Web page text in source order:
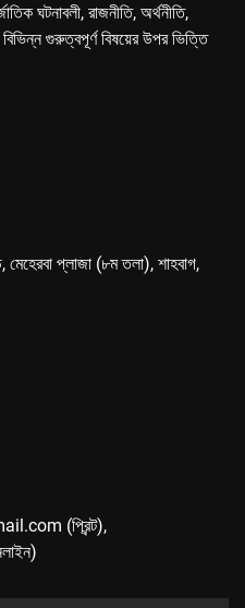
ঘটনাবলী, রাজনীতি, অর্থনীতি,
গুরুত্বপূর্ণ বিষয়ের উপর ভিত্তি
প্লাজা (৮ম তলা), শাহবাগ,
(প্রিন্ট),